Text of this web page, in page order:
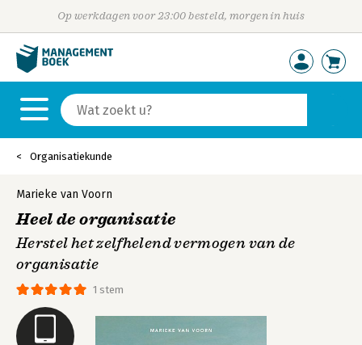
Op werkdagen voor 23:00 besteld, morgen in huis
Organisatiekunde
1 stem
Marieke van Voorn
Heel de organisatie
Herstel het zelfhelend vermogen van de
organisatie